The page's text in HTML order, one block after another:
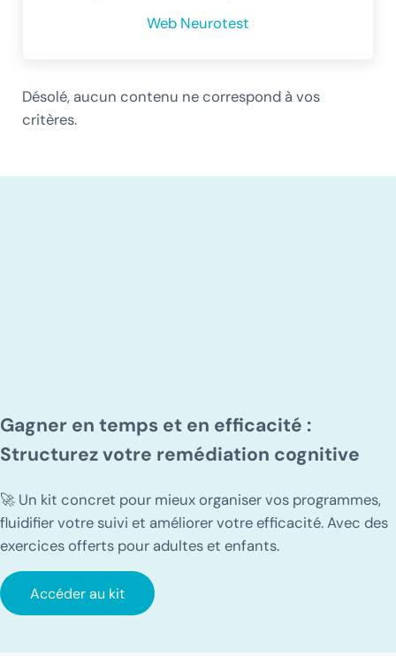
Web Neurotest
Désolé, aucun contenu ne correspond à vos
critères.
Gagner en temps et en efficacité :
Structurez votre remédiation cognitive
🚀 Un kit concret pour mieux organiser vos programmes,
fluidifier votre suivi et améliorer votre efficacité. Avec des
exercices offerts pour adultes et enfants.
Accéder au kit